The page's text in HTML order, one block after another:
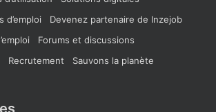
d’emploi
Devenez partenaire de Inzejob
Forums et discussions
Recrutement
Sauvons la planète